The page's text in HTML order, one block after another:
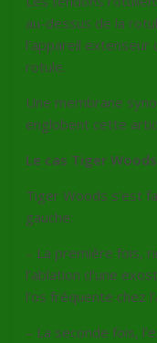
au-dessus de la
l’appareil
rotule.
Une membrane
englobent cette
Le cas Tiger Woods
Tiger Woods s’est
gauche:
– La première fois,
l’ablation d’une
l’os fréquente chez
– La seconde fois,